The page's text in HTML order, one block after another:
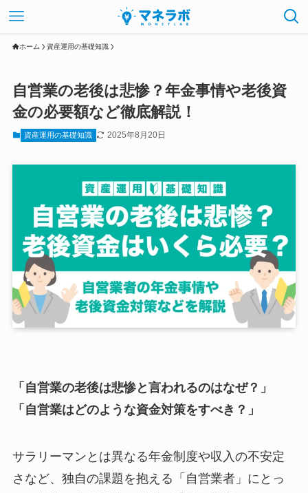
ホーム 資産運用の基礎知識
自営業の老後は悲惨？年金事情や老後資
金の必要額など徹底解説！
資産運用の基礎知識 2025年8月20日
「自営業の老後は悲惨と言われるのはなぜ？」
「自営業はどのような資金対策をすべき？」
サラリーマンとは異なる年金制度や収入の不安定
さなど、独自の課題を抱える「自営業者」にとっ